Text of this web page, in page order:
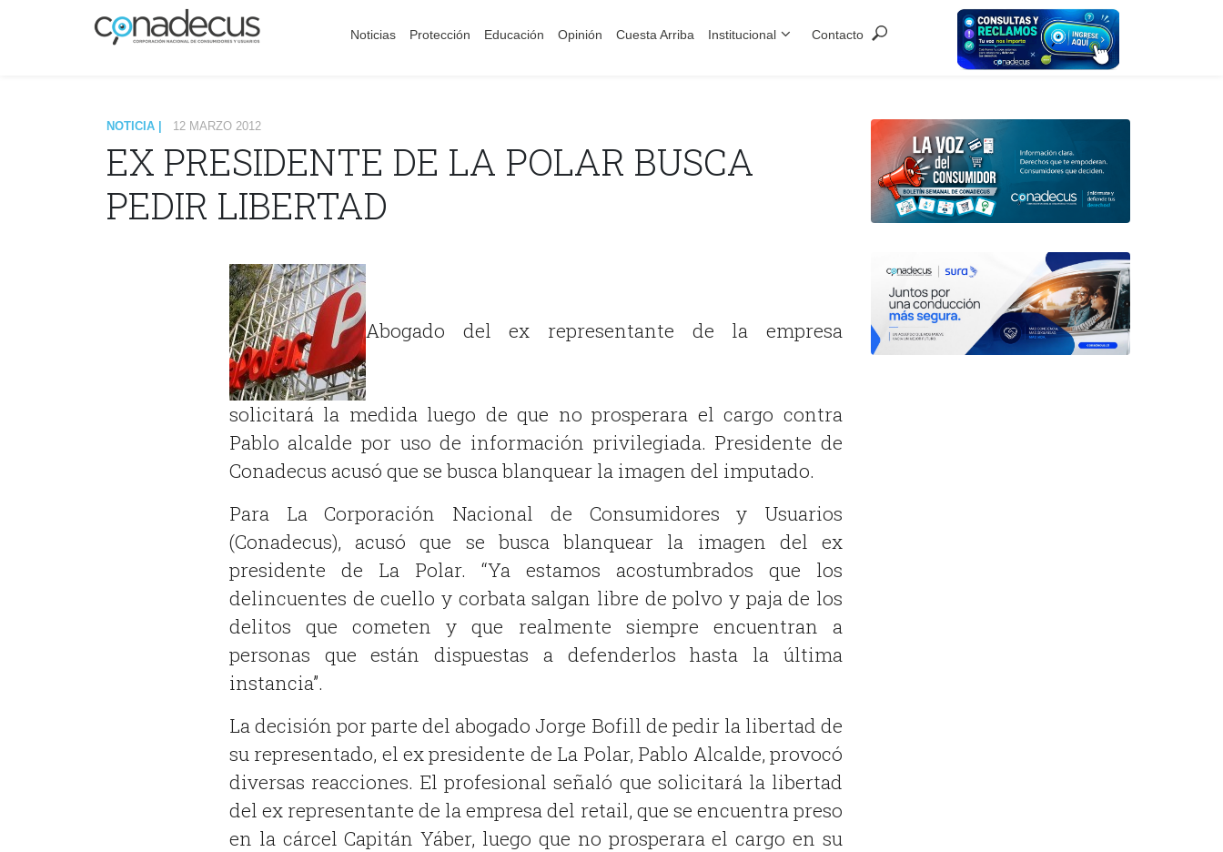
Noticias Protección Educación Opinión Cuesta Arriba Institucional Contacto
NOTICIA | 12 MARZO 2012
EX PRESIDENTE DE LA POLAR BUSCA
PEDIR LIBERTAD
Abogado del ex representante de la empresa
solicitará la medida luego de que no prosperara el cargo contra
Pablo alcalde por uso de información privilegiada. Presidente de
Conadecus acusó que se busca blanquear la imagen del imputado.
Para La Corporación Nacional de Consumidores y Usuarios
(Conadecus), acusó que se busca blanquear la imagen del ex
presidente de La Polar. “Ya estamos acostumbrados que los
delincuentes de cuello y corbata salgan libre de polvo y paja de los
delitos que cometen y que realmente siempre encuentran a
personas que están dispuestas a defenderlos hasta la última
instancia”.
La decisión por parte del abogado Jorge Bofill de pedir la libertad de
su representado, el ex presidente de La Polar, Pablo Alcalde, provocó
diversas reacciones. El profesional señaló que solicitará la libertad
del ex representante de la empresa del retail, que se encuentra preso
en la cárcel Capitán Yáber, luego que no prosperara el cargo en su